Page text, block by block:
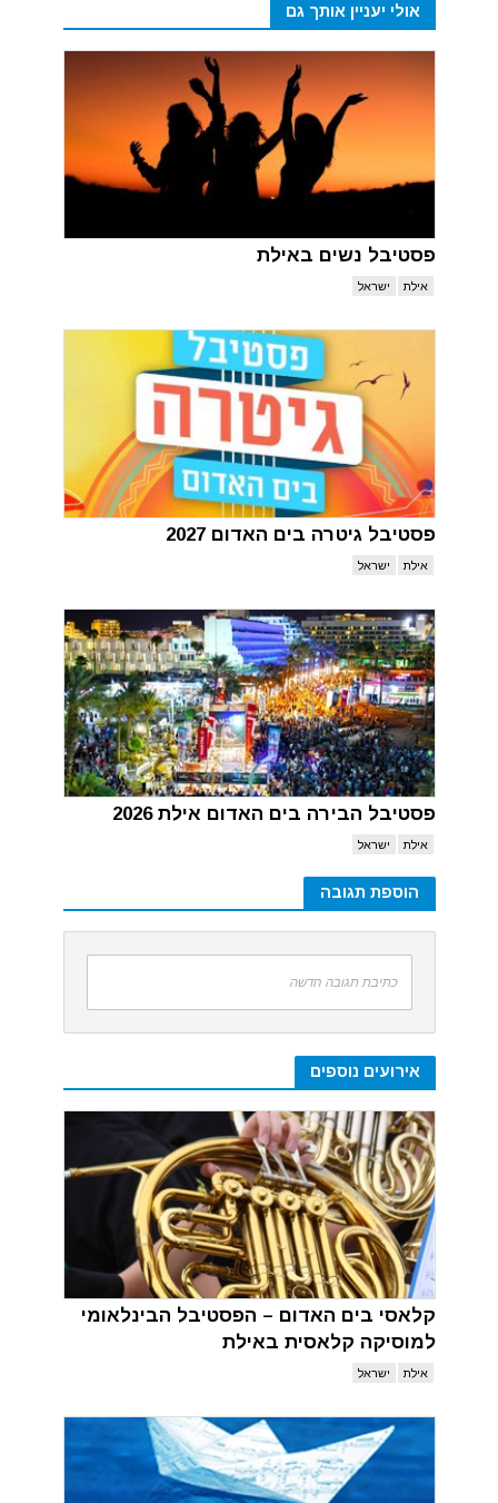
אולי יעניין אותך גם
פסטיבל נשים באילת
אילת ישראל
פסטיבל גיטרה בים האדום 2027
אילת ישראל
פסטיבל הבירה בים האדום אילת 2026
אילת ישראל
הוספת תגובה
כתיבת תגובה חדשה
אירועים נוספים
קלאסי בים האדום – הפסטיבל הבינלאומי
למוסיקה קלאסית באילת
אילת ישראל